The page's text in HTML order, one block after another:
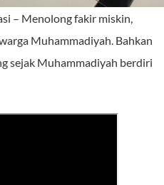
– Menolong fakir miskin,
Muhammadiyah. Bahkan
sejak Muhammadiyah berdiri